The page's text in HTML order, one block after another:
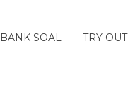
BANK SOAL TRY OUT